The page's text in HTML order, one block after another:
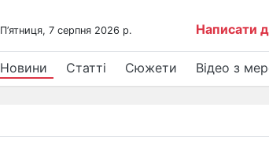
П’ятниця, 7 серпня 2026 р. Написати
Новини Статті Сюжети Відео з